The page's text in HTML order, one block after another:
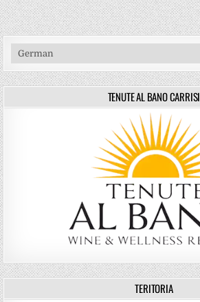
TENUTE AL BANO CARRISI
TERITORIA